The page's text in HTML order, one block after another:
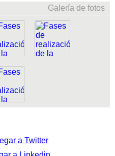
Galería de fotos